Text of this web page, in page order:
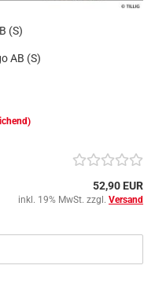
(S)
AB (S)
52,90 EUR
inkl. 19% MwSt. zzgl. Versand